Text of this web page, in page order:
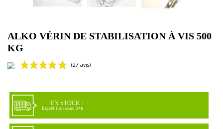
ALKO VÉRIN DE STABILISATION À VIS 500
KG
EN STOCK :
Expédition sous 24h